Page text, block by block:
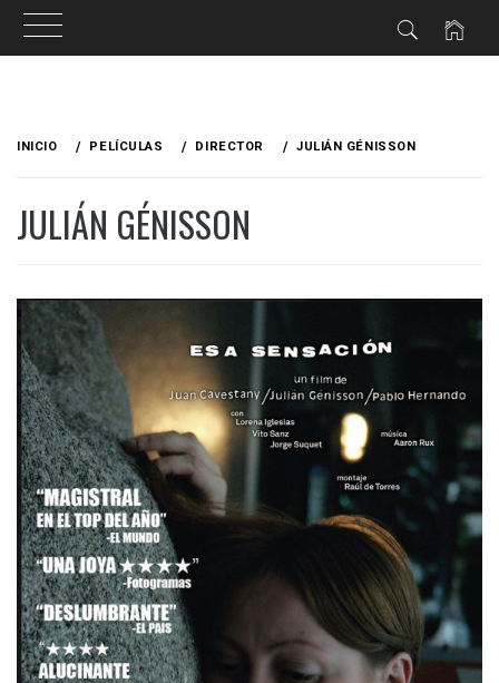
INICIO PELÍCULAS DIRECTOR JULIÁN GÉNISSON
JULIÁN GÉNISSON